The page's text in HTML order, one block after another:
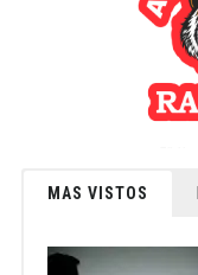
MAS VISTOS